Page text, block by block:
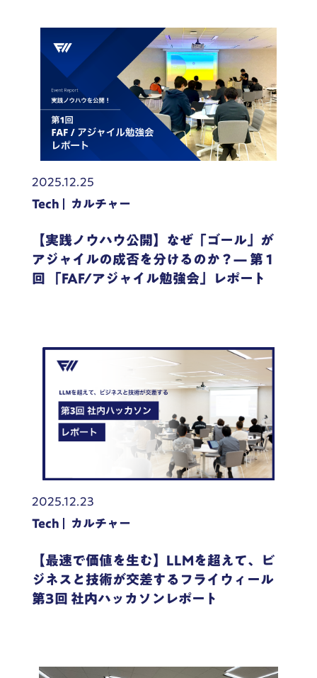
2025.12.25
Tech
カルチャー
【実践ノウハウ公開】なぜ「ゴール」が
アジャイルの成否を分けるのか？— 第 1
回 「FAF/アジャイル勉強会」レポート
2025.12.23
Tech
カルチャー
【最速で価値を生む】LLMを超えて、ビ
ジネスと技術が交差するフライウィール
第3回 社内ハッカソンレポート